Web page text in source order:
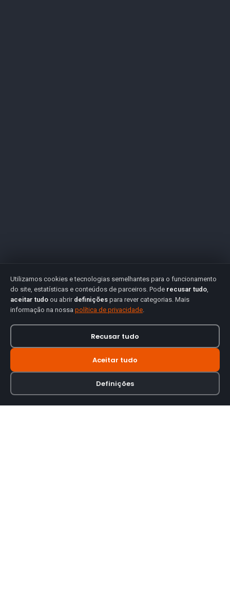
Utilizamos cookies e tecnologias semelhantes para o funcionamento
do site, estatísticas e conteúdos de parceiros. Pode recusar tudo,
aceitar tudo ou abrir definições para rever categorias. Mais
informação na nossa política de privacidade.
Recusar tudo
Aceitar tudo
Definições